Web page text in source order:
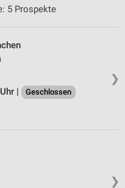
5 Prospekte
❯
|
Geschlossen
❯